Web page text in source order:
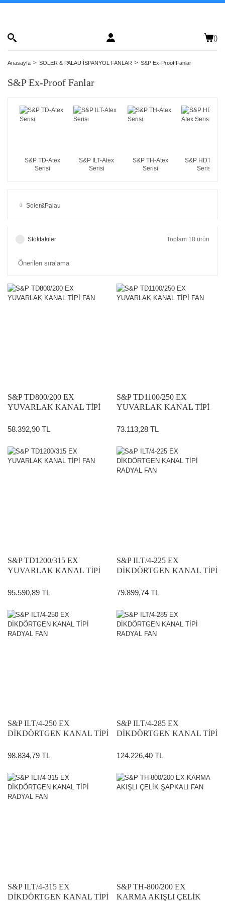
()
Anasayfa SOLER & PALAU İSPANYOL FANLAR S&P Ex-Proof Fanlar
S&P Ex-Proof Fanlar
S&P TD-Atex
Serisi
S&P ILT-Atex
Serisi
S&P TH-Atex
Serisi
S&P HDT Atex
Serisi
Soler&Palau
Stoktakiler Toplam 18 ürün
S&P TD800/200 EX
YUVARLAK KANAL TİPİ
58.392,90 TL
S&P TD1100/250 EX
YUVARLAK KANAL TİPİ
73.113,28 TL
S&P TD1200/315 EX
YUVARLAK KANAL TİPİ
95.590,89 TL
S&P ILT/4-225 EX
DİKDÖRTGEN KANAL TİPİ
79.899,74 TL
S&P ILT/4-250 EX
DİKDÖRTGEN KANAL TİPİ
98.834,79 TL
S&P ILT/4-285 EX
DİKDÖRTGEN KANAL TİPİ
124.226,40 TL
S&P ILT/4-315 EX
DİKDÖRTGEN KANAL TİPİ
S&P TH-800/200 EX
KARMA AKIŞLI ÇELİK